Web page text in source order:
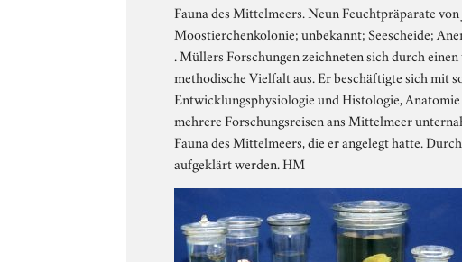
Fauna des Mittelmeers. Neun Feuchtpräparate
Moostierchenkolonie; unbekannt; Seescheide;
. Müllers Forschungen zeichneten sich durch
methodische Vielfalt aus. Er beschäftigte sich mit
Entwicklungsphysiologie und Histologie,
mehrere Forschungsreisen ans Mittelmeer
Fauna des Mittelmeers, die er angelegt hatte.
aufgeklärt werden. HM